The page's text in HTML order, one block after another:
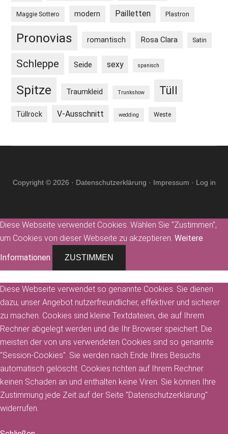
Maggie Sottero modern Pailletten Plastron
Pronovias romantisch Rosa Clara Satin
Schleppe Seide sexy spanisch
Spitze Traumkleid Trunkshow Tüll
Tüllrock V-Ausschnitt wedding Weste
Copyright © 2026 · Datenschutzerklärung · Impressum · Log in
Diese Webseite verwendet Cookies. Wählen Sie "Zustimmen",
um Cookies von dieser Webseite zu akzeptieren. Weitere
Informationen
ZUSTIMMEN
Diese Webseite verwendet so genannte Cookies. Sie dienen
dazu, unser Angebot nutzerfreundlicher, effektiver und sicherer
zu machen. Cookies sind kleine Textdateien, die auf Ihrem
Rechner abgelegt werden und die Ihr Browser speichert. Die
meisten der von uns verwendeten Cookies sind so genannte
"Session-Cookies". Sie werden nach Ende Ihres Besuchs
automatisch gelöscht. Cookies richten auf Ihrem Rechner
keinen Schaden an und enthalten keine Viren. Sie können Ihre
Zustimmung jede Zeit auf der Seite "Datenschutzerklärung"
widerrufen.